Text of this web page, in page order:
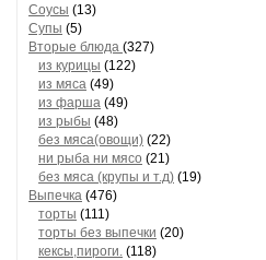
Соусы (13)
Супы (5)
Вторые блюда (327)
из курицы (122)
из мяса (49)
из фарша (49)
из рыбы (48)
без мяса(овощи) (22)
ни рыба ни мясо (21)
без мяса (крупы и т.д) (19)
Выпечка (476)
торты (111)
торты без выпечки (20)
кексы,пироги. (118)